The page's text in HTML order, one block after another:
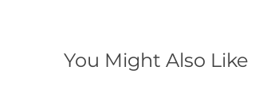
You Might Also Like